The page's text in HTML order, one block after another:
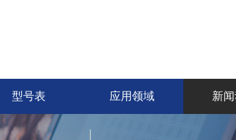
型号表 应用领域 新